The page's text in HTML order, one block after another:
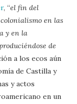
, “el fin del
en las
y en la
de
a los ecos aún
de Castilla y
y actos
en un